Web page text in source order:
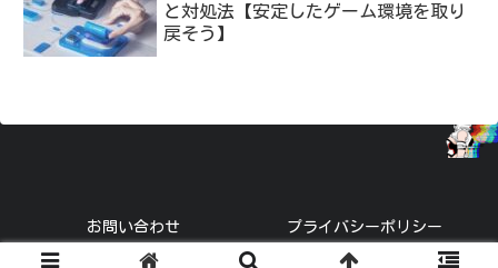
と対処法【安定したゲーム環境を取り
戻そう】
お問い合わせ プライバシーポリシー